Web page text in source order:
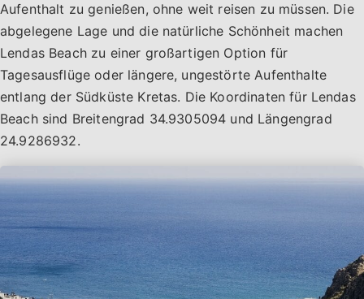
Aufenthalt zu genießen, ohne weit reisen zu müssen. Die
abgelegene Lage und die natürliche Schönheit machen
Lendas Beach zu einer großartigen Option für
Tagesausflüge oder längere, ungestörte Aufenthalte
entlang der Südküste Kretas. Die Koordinaten für Lendas
Beach sind Breitengrad 34.9305094 und Längengrad
24.9286932.